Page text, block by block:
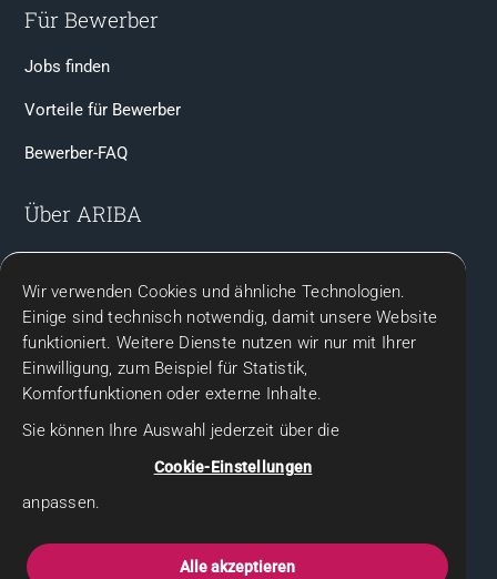
Für Bewerber
Jobs finden
Vorteile für Bewerber
Bewerber-FAQ
Über ARIBA
Rechtliches
Datenschutzhinweise für Bewerbende
Gender-Hinweis
Wir verwenden Cookies und ähnliche Technologien.
Einige sind technisch notwendig, damit unsere Website
funktioniert. Weitere Dienste nutzen wir nur mit Ihrer
Einwilligung, zum Beispiel für Statistik,
Komfortfunktionen oder externe Inhalte.
Sie können Ihre Auswahl jederzeit über die
Cookie-Einstellungen
anpassen.
Alle akzeptieren